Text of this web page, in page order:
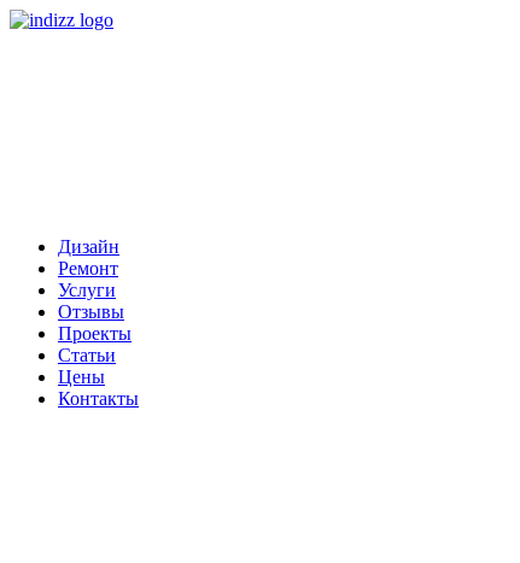
Дизайн
Ремонт
Услуги
Отзывы
Проекты
Статьи
Цены
Контакты